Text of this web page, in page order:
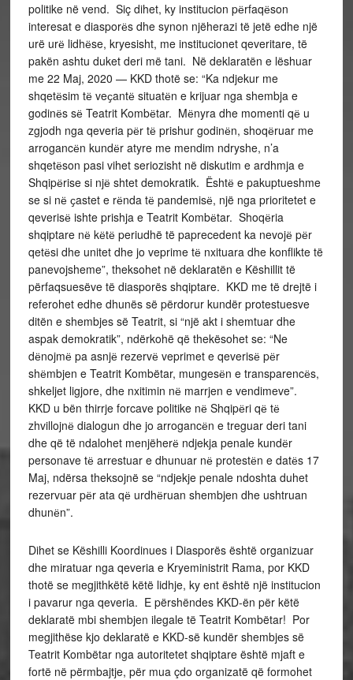
politike në vend. Siç dihet, ky institucion pёrfaqёson
interesat e diasporёs dhe synon njëherazi të jetë edhe një
urë urё lidhёse, kryesisht, me institucionet qeveritare, të
pakën ashtu duket deri më tani. Në deklaratën e lëshuar
me 22 Maj, 2020 — KKD thotë se: “Ka ndjekur me
shqetёsim tё veҫantё situatёn e krijuar nga shembja e
godinёs sё Teatrit Kombёtar. Mёnyra dhe momenti qё u
zgjodh nga qeveria pёr tё prishur godinёn, shoqёruar me
arrogancёn kundёr atyre me mendim ndryshe, n’a
shqetёson pasi vihet seriozisht në diskutim e ardhmja e
Shqipёrise si njё shtet demokratik. Ështё e pakuptueshme
se si nё ҫastet e rёnda tё pandemisё, një nga prioritetet e
qeverisё ishte prishja e Teatrit Kombёtar. Shoqёria
shqiptare nё kёtё periudhë të paprecedent ka nevojё pёr
qetёsi dhe unitet dhe jo veprime tё nxituara dhe konflikte të
panevojsheme”, theksohet në deklaratën e Këshillit të
përfaqsuesëve të diasporës shqiptare. KKD me të drejtë i
referohet edhe dhunës së përdorur kundër protestuesve
ditën e shembjes së Teatrit, si “një akt i shemtuar dhe
aspak demokratik”, ndërkohë që thekësohet se: “Ne
dёnojmё pa asnjё rezervё veprimet e qeverisё pёr
shёmbjen e Teatrit Kombëtar, mungesёn e transparencёs,
shkeljet ligjore, dhe nxitimin nё marrjen e vendimeve”.
KKD u bën thirrje forcave politike nё Shqipёri qё tё
zhvillojnё dialogun dhe jo arrogancёn e treguar deri tani
dhe që të ndalohet menjëherё ndjekja penale kundёr
personave tё arrestuar e dhunuar nё protestёn e datёs 17
Maj, ndërsa theksojnë se “ndjekje penale ndoshta duhet
rezervuar pёr ata qё urdhёruan shembjen dhe ushtruan
dhunёn”.
Dihet se Këshilli Koordinues i Diasporës është organizuar
dhe miratuar nga qeveria e Kryeministrit Rama, por KKD
thotë se megjithkëtë këtë lidhje, ky ent është një institucion
i pavarur nga qeveria. E përshëndes KKD-ën për këtë
deklaratë mbi shembjen ilegale të Teatrit Kombëtar! Por
megjithëse kjo deklaratë e KKD-së kundër shembjes së
Teatrit Kombëtar nga autoritetet shqiptare është mjaft e
fortë në përmbajtje, për mua çdo organizatë që formohet